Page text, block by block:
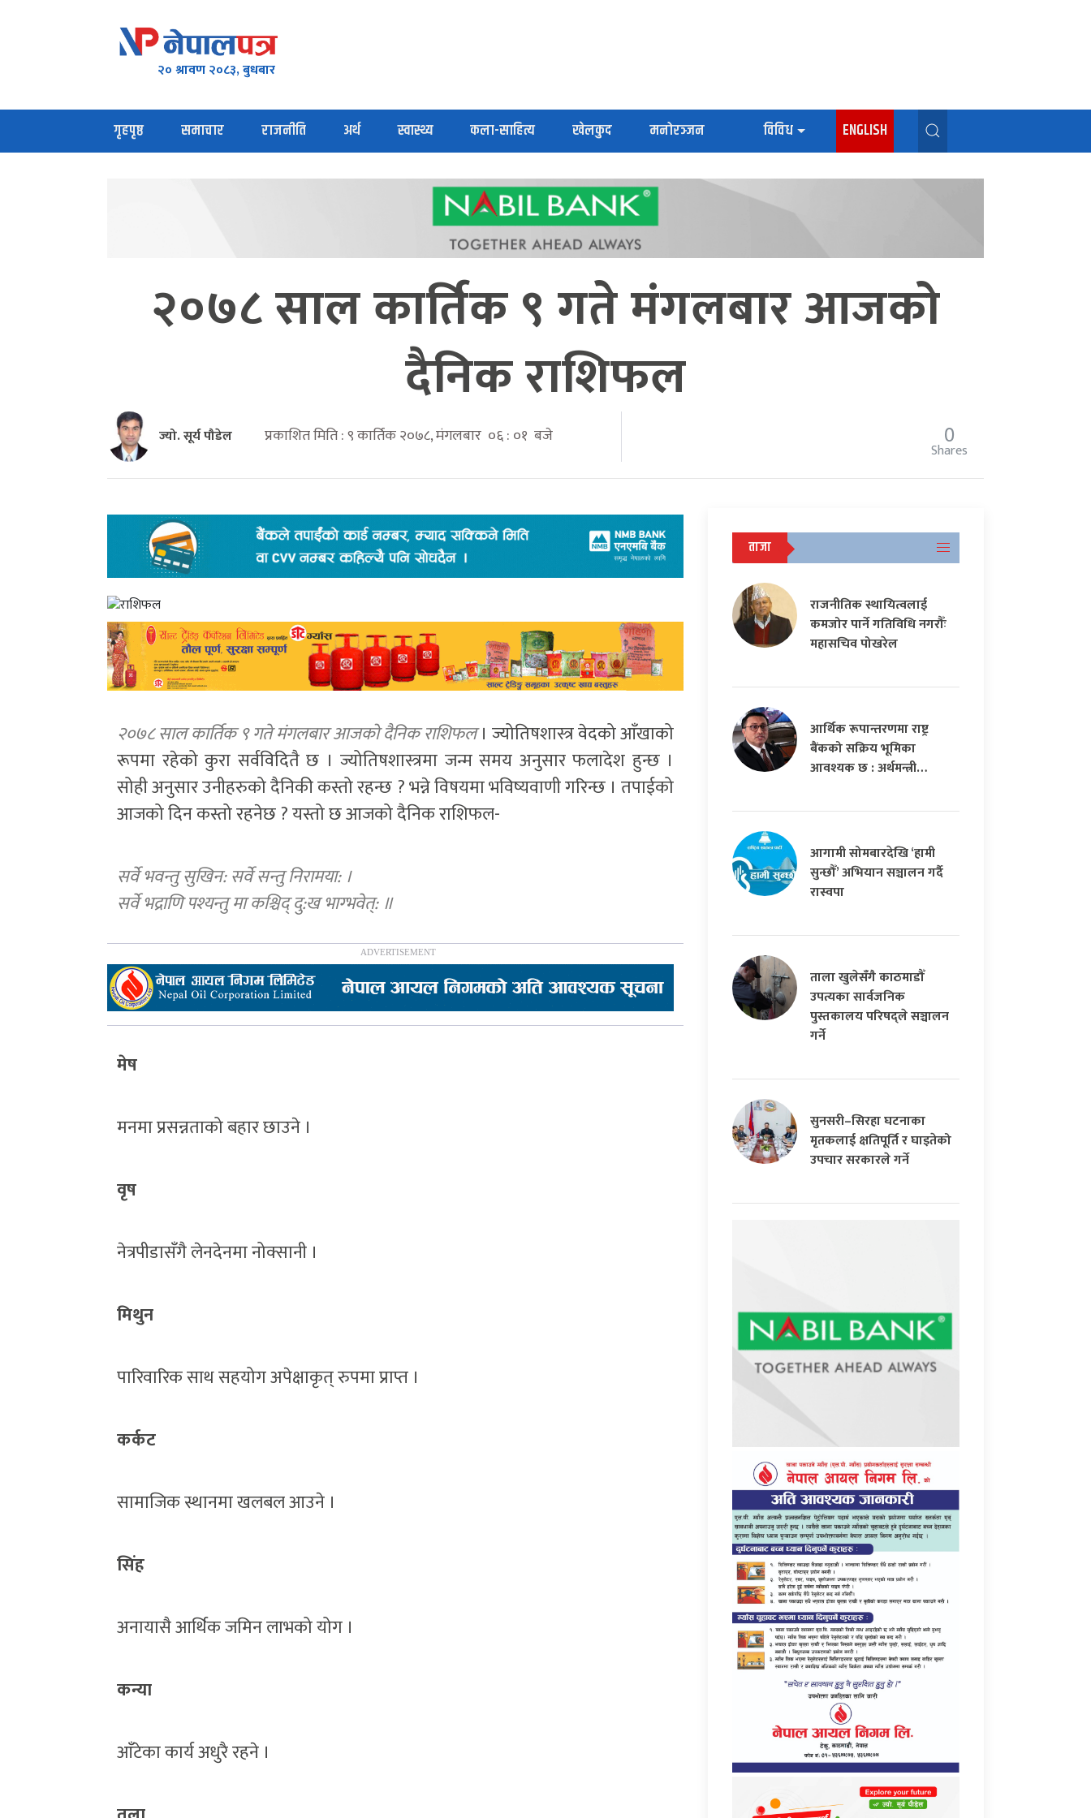
२० श्रावण २०८३, बुधबार
गृहपृष्ठ समाचार राजनीति अर्थ स्वास्थ्य कला-साहित्य खेलकुद मनोरञ्जन विविध ENGLISH
२०७८ साल कार्तिक ९ गते मंगलबार आजको
दैनिक राशिफल
ज्यो. सूर्य पौडेल प्रकाशित मिति : ९ कार्तिक २०७८, मंगलबार ०६ : ०१ बजे 0
Shares
२०७८ साल कार्तिक ९ गते मंगलबार आजको दैनिक राशिफल। ज्योतिषशास्त्र वेदको आँखाको
रूपमा रहेको कुरा सर्वविदितै छ । ज्योतिषशास्त्रमा जन्म समय अनुसार फलादेश हुन्छ ।
सोही अनुसार उनीहरुको दैनिकी कस्तो रहन्छ ? भन्ने विषयमा भविष्यवाणी गरिन्छ । तपाईको
आजको दिन कस्तो रहनेछ ? यस्तो छ आजको दैनिक राशिफल-
सर्वे भवन्तु सुखिन: सर्वे सन्तु निरामया: ।
सर्वे भद्राणि पश्यन्तु मा कश्चिद् दु:ख भाग्भवेत्: ॥
मेष
मनमा प्रसन्नताको बहार छाउने ।
वृष
नेत्रपीडासँगै लेनदेनमा नोक्सानी ।
मिथुन
पारिवारिक साथ सहयोग अपेक्षाकृत् रुपमा प्राप्त ।
कर्कट
सामाजिक स्थानमा खलबल आउने ।
सिंह
अनायासै आर्थिक जमिन लाभको योग ।
कन्या
आँटेका कार्य अधुरै रहने ।
ताजा
राजनीतिक स्थायित्वलाई
कमजोर पार्ने गतिविधि नगरौँः
महासचिव पोखरेल
आर्थिक रूपान्तरणमा राष्ट्र
बैंकको सक्रिय भूमिका
आवश्यक छ : अर्थमन्त्री…
आगामी सोमबारदेखि ‘हामी
सुन्छौँ’ अभियान सञ्चालन गर्दै
रास्वपा
ताला खुलेसँगै काठमाडौँ
उपत्यका सार्वजनिक
पुस्तकालय परिषद्ले सञ्चालन
गर्ने
सुनसरी–सिरहा घटनाका
मृतकलाई क्षतिपूर्ति र घाइतेको
उपचार सरकारले गर्ने